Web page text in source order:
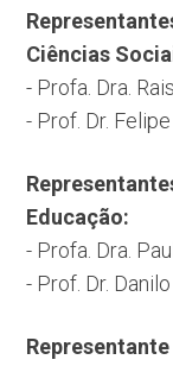
Ciências
- Profa. Dra.
- Prof. Dr.
Educação:
- Profa. Dra.
- Prof. Dr.